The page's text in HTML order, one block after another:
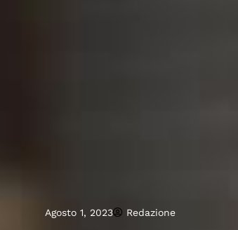
Agosto 1, 2023 Redazione